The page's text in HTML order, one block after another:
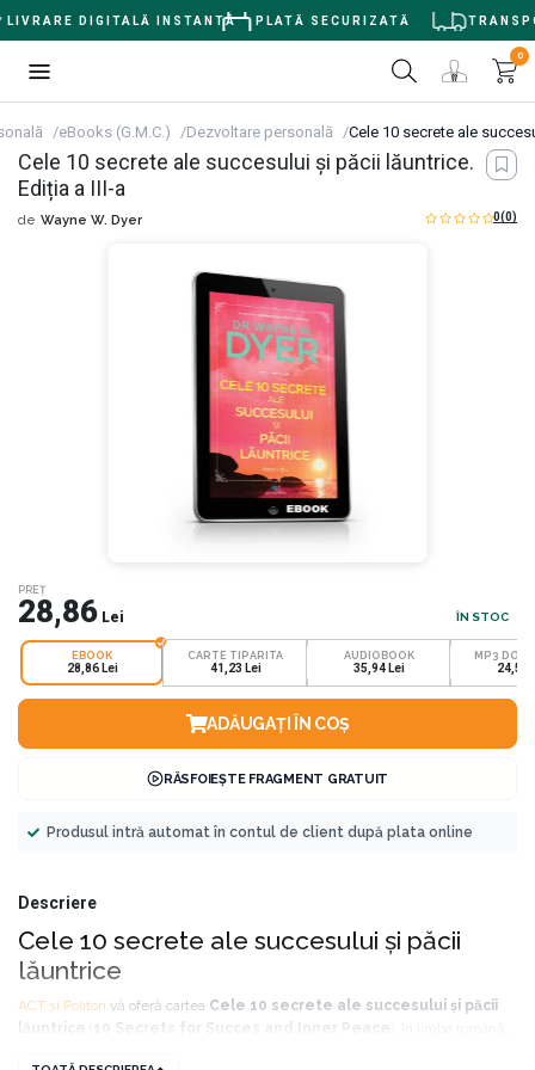
DIGITALĂ INSTANTĂ PLATĂ SECURIZATĂ
0
eBooks (G.M.C.) Dezvoltare personală Cele 10 secrete ale
Cele 10 secrete ale succesului şi păcii lăuntrice.
Ediția a III-a
de Wayne W. Dyer 0(0)
PREȚ
28,86 Lei ÎN STOC
EBOOK
28,86 Lei
CARTE TIPARITA
41,23 Lei
AUDIOBOOK
35,94 Lei
MP3
24,53
ADĂUGAȚI ÎN COȘ
RĂSFOIEȘTE FRAGMENT GRATUIT
Produsul intră automat în contul de client după plata online
Descriere
Cele 10 secrete ale succesului și păcii
lăuntrice
ACT și Politon vă oferă cartea Cele 10 secrete ale succesului și păcii
lăuntrice
10 Secrets for Succes and Inner Peace